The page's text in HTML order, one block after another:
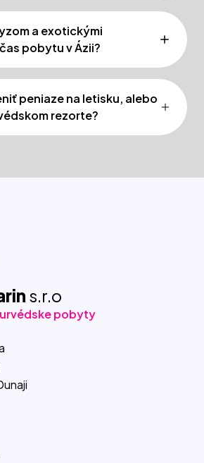
a exotickými
pobytu v Ázii?
peniaze na letisku, alebo
rezorte?
s.r.o
pobyty